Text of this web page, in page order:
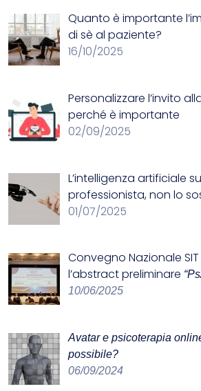
Quanto è importante
di sè al paziente?
16/10/2025
Personalizzare l’invito
perché è importante
02/09/2025
L’intelligenza artificiale
professionista, non lo
01/07/2025
Convegno Nazionale SIT
l’abstract preliminare
10/06/2025
Avatar e psicoterapia
possibile?
06/09/2024